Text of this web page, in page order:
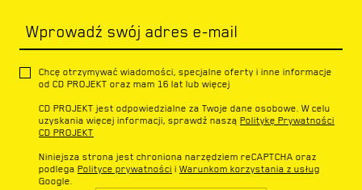
Wprowadź swój adres e-mail
Chcę otrzymywać wiadomości, specjalne oferty i inne informacje
od CD PROJEKT oraz mam 16 lat lub więcej
CD PROJEKT jest odpowiedzialne za Twoje dane osobowe. W celu
uzyskania więcej informacji, sprawdź naszą Politykę Prywatności
CD PROJEKT
Niniejsza strona jest chroniona narzędziem reCAPTCHA oraz
podlega Polityce prywatności i Warunkom korzystania z usług
Google.